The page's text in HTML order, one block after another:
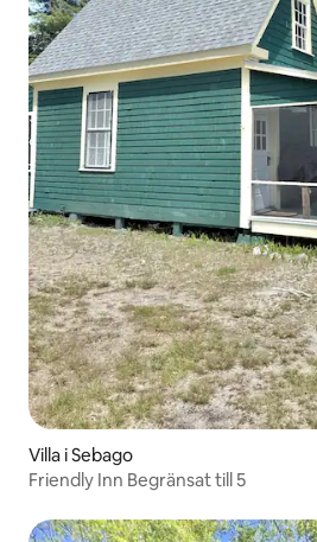
Villa i Sebago
Friendly Inn Begränsat till 5